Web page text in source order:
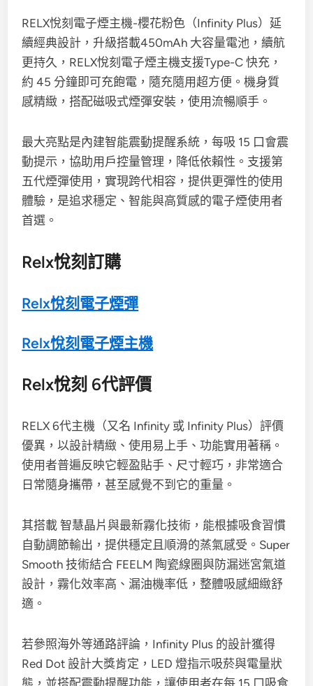
RELX悅刻電子煙主機-櫻花粉色（Infinity Plus）延
續經典設計，升級搭載450mAh 大容量電池，續航
更持久，RELX悅刻電子煙主機支援Type-C 快充，
約 45 分鐘即可充飽電，隨充隨用超方便。機身質
感精緻，搭配磁吸式煙彈安裝，使用流暢順手。
最大亮點是內建智能震動提醒系統，每吸 15 口會震
動提示，協助用戶控量管理，降低依賴性。支援第
五代煙彈使用，實現跨代相容，提供更彈性的使用
體驗，是追求穩定、智能與高質感的電子煙使用者
首選。
Relx悅刻訂購
Relx悅刻電子煙彈
Relx悅刻電子煙主機
Relx悅刻 6代評價
RELX 6代主機（又名 Infinity 或 Infinity Plus）評價
優異，以設計精緻、使用易上手、功能實用著稱。
使用者普遍反映它輕盈貼手、尺寸輕巧，非常適合
日常隨身攜帶，甚至感覺不到它的重量。
其搭載 智慧晶片與最新霧化技術，能根據吸食習慣
自動調節輸出，提供穩定且順滑的蒸氣感受。Super
Smooth 技術結合 FEELM 陶瓷線圈與防漏迷宮氣道
設計，霧化效率高、漏油機率低，整體吸感細緻舒
適。
若參照海外等通路評論，Infinity Plus 的設計獲得
Red Dot 設計大獎肯定，LED 燈指示吸菸與電量狀
態，並搭配震動提醒功能，讓使用者在每 15 口吸食